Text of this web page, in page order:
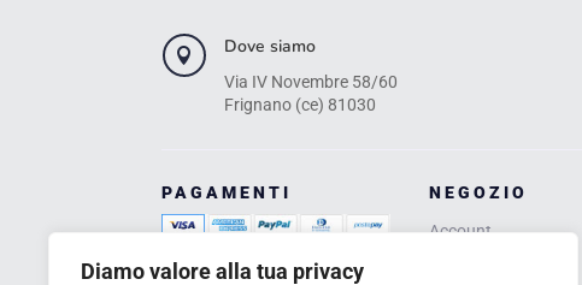
Diamo valore alla tua privacy
 Dove siamo
Via IV Novembre 58/60
Frignano (ce) 81030
PAGAMENTI
NEGOZIO
Account